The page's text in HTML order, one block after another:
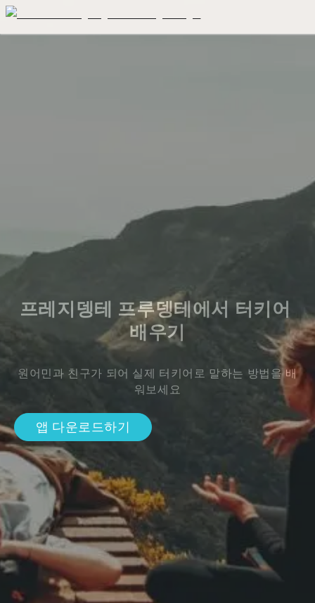
프레지뎅테 프루뎅테에서 터키어
배우기
원어민과 친구가 되어 실제 터키어로 말하는 방법을 배
워보세요
앱 다운로드하기